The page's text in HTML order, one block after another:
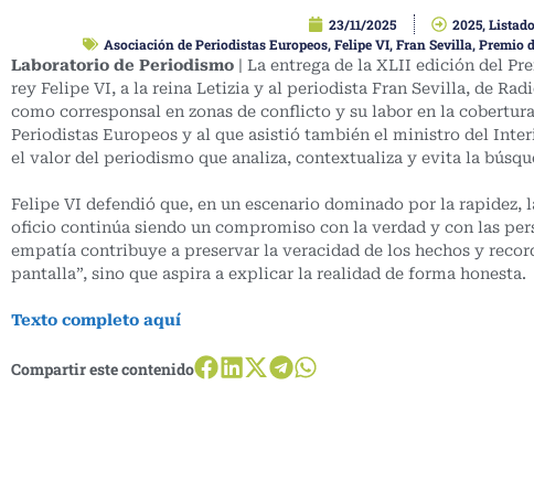
23/11/2025 2025,
Asociación de Periodistas Europeos,Felipe VI,Fran Sevilla,Premio
Laboratorio de Periodismo | La entrega de la XLII edición del
rey Felipe VI, a la reina Letizia y al periodista Fran Sevilla, de
como corresponsal en zonas de conflicto y su labor en la
Periodistas Europeos y al que asistió también el ministro del
el valor del periodismo que analiza, contextualiza y evita la
Felipe VI defendió que, en un escenario dominado por la
oficio continúa siendo un compromiso con la verdad y con las
empatía contribuye a preservar la veracidad de los hechos y
pantalla”, sino que aspira a explicar la realidad de forma honesta.
Texto completo aquí
Compartir este contenido